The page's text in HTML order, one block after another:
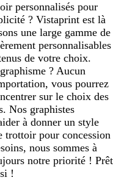
personnalisés pour
? Vistaprint est là
une large gamme de
personnalisables
de votre choix.
? Aucun
vous pourrez
sur le choix des
Nos graphistes
à donner un style
trottoir pour concession
nous sommes à
notre priorité ! Prêt
!